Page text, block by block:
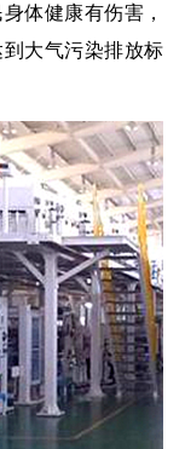
体健康有伤害，
大气污染排放标